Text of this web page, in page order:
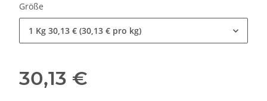
Größe
1 Kg 30,13 € (30,13 € pro kg)
30,13 €